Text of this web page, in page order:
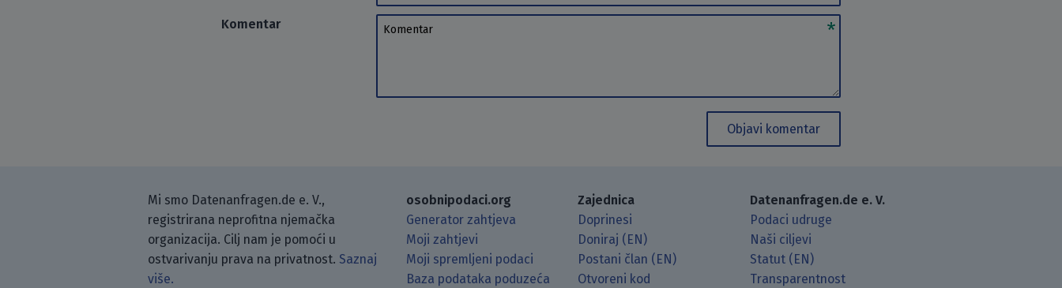
Komentar Komentar
Objavi komentar
Mi smo Datenanfragen.de e. V.,
registrirana neprofitna njemačka
organizacija. Cilj nam je pomoći u
ostvarivanju prava na privatnost. Saznaj
više.
osobnipodaci.org
Generator zahtjeva
Moji zahtjevi
Moji spremljeni podaci
Baza podataka poduzeća
Zajednica
Doprinesi
Doniraj (EN)
Postani član (EN)
Otvoreni kod
Datenanfragen.de e. V.
Podaci udruge
Naši ciljevi
Statut (EN)
Transparentnost